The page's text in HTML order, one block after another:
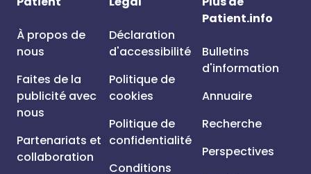
À propos de
nous
Faites de la
publicité avec
nous
Partenariats et
collaboration
Déclaration
d'accessibilité
Politique de
cookies
Politique de
confidentialité
Conditions
Patient.info
Bulletins
d'information
Annuaire
Recherche
Perspectives